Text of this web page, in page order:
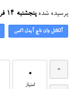
پرسیده شده پنجشنبه ۱۴ فروردین ۱۳۹۳
آلکاتل وان تاچ آیدل اکس
0
امتیاز